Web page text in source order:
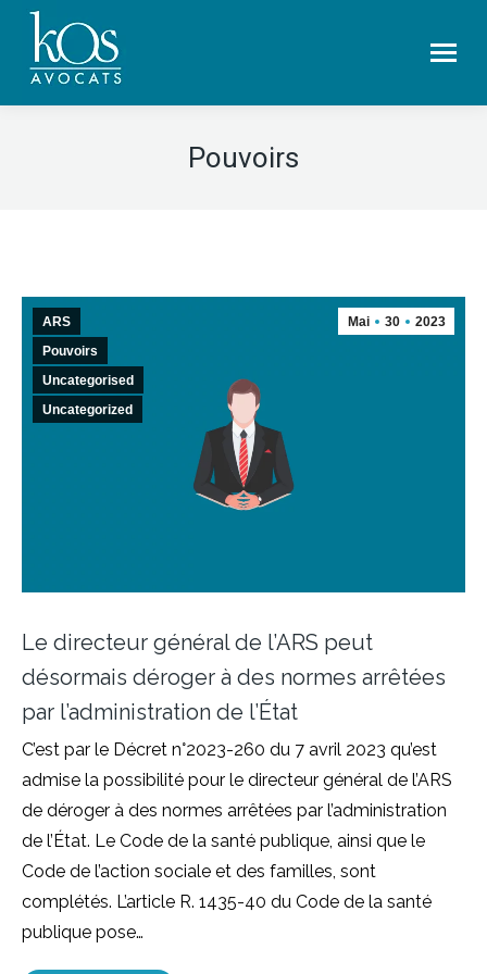
Pouvoirs
Mai 30 2023
ARS
Pouvoirs
Uncategorised
Uncategorized
Le directeur général de l’ARS peut
désormais déroger à des normes arrêtées
par l’administration de l’État
C’est par le Décret n°2023-260 du 7 avril 2023 qu’est
admise la possibilité pour le directeur général de l’ARS
de déroger à des normes arrêtées par l’administration
de l’État. Le Code de la santé publique, ainsi que le
Code de l’action sociale et des familles, sont
complétés. L’article R. 1435-40 du Code de la santé
publique pose…